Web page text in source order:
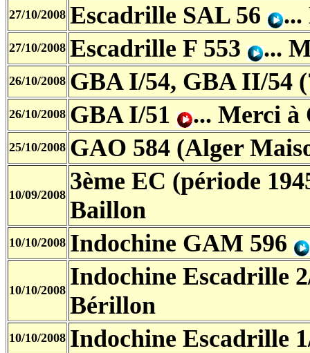
27/10/2008 Escadrille SAL 56
27/10/2008 Escadrille F 553 ...
26/10/2008 GBA I/54, GBA II/54
26/10/2008 GBA I/51 ... Merci
25/10/2008 GAO 584 (Alger
10/09/2008 3ème EC (période
Baillon
10/10/2008 Indochine GAM 596
10/10/2008 Indochine Escadrille
Bérillon
10/10/2008 Indochine Escadrille